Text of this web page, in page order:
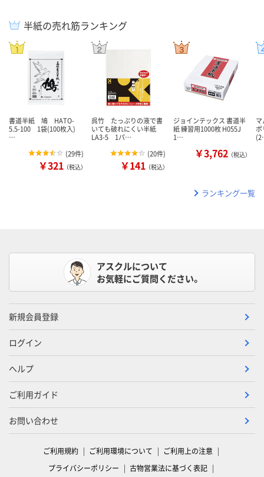
半紙の売れ筋ランキング
書道半紙 鳩 HATO-
5.5-100 1袋(100枚入)
…
(29件)
￥321 （税込）
呉竹 たっぷりの液で書
いても破れにくい半紙
LA3-5 1パ…
(20件)
￥141 （税込）
ジョインテックス 書道半
紙 練習用1000枚 H055J
1…
￥3,762 （税込）
ポ
ランキング一覧
アスクルについて
お気軽にご質問ください。
新規会員登録
ログイン
ヘルプ
ご利用ガイド
お問い合わせ
ご利用規約 ご利用環境について
ご利用上の注意
プライバシーポリシー
古物営業法に基づく表記